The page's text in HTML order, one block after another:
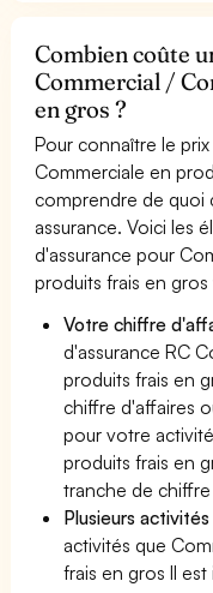
Combien coûte
Commercial /
en gros ?
Pour connaître le
Commerciale en
comprendre de quoi
assurance. Voici les
d'assurance pour
produits frais en
Votre chiffre
d'assurance RC
produits frais en
chiffre d'affaires
pour votre
produits frais en
tranche de
Plusieurs activités
activités que
frais en gros Il